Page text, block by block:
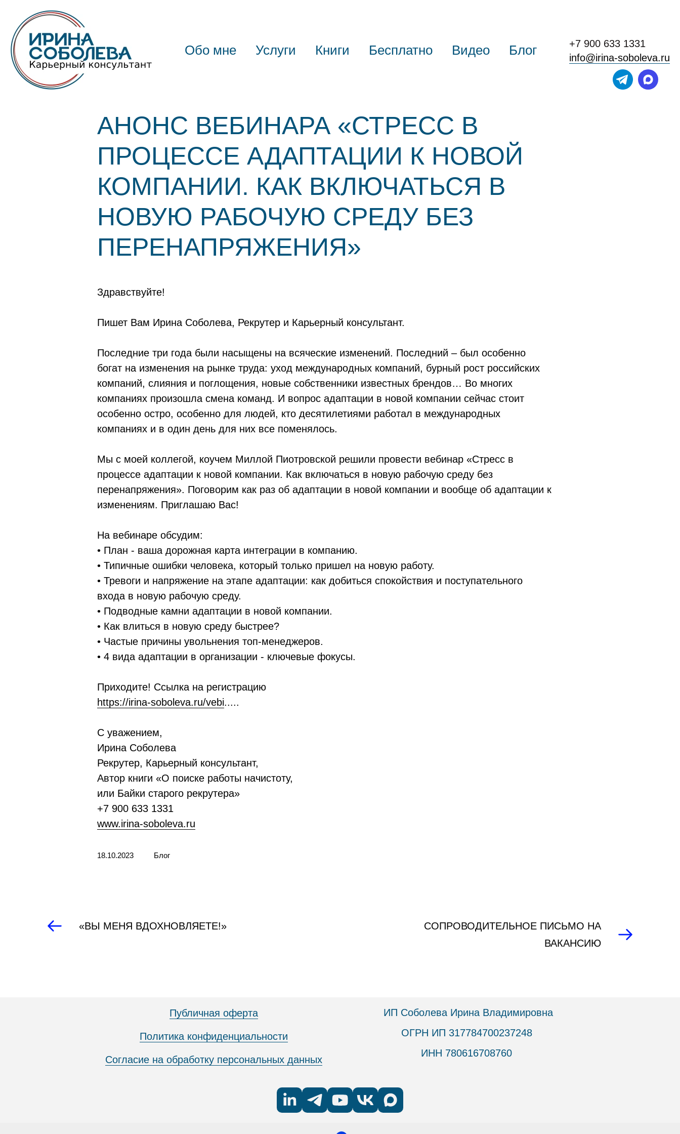
Обо мне Услуги Книги Бесплатно Видео Блог
+7 900 633 1331
info@irina-soboleva.ru
АНОНС ВЕБИНАРА «СТРЕСС В
ПРОЦЕССЕ АДАПТАЦИИ К НОВОЙ
КОМПАНИИ. КАК ВКЛЮЧАТЬСЯ В
НОВУЮ РАБОЧУЮ СРЕДУ БЕЗ
ПЕРЕНАПРЯЖЕНИЯ»
Здравствуйте!
Пишет Вам Ирина Соболева, Рекрутер и Карьерный консультант.
Последние три года были насыщены на всяческие изменений. Последний – был особенно
богат на изменения на рынке труда: уход международных компаний, бурный рост российских
компаний, слияния и поглощения, новые собственники известных брендов… Во многих
компаниях произошла смена команд. И вопрос адаптации в новой компании сейчас стоит
особенно остро, особенно для людей, кто десятилетиями работал в международных
компаниях и в один день для них все поменялось.
Мы с моей коллегой, коучем Миллой Пиотровской решили провести вебинар «Стресс в
процессе адаптации к новой компании. Как включаться в новую рабочую среду без
перенапряжения». Поговорим как раз об адаптации в новой компании и вообще об адаптации к
изменениям. Приглашаю Вас!
На вебинаре обсудим:
• План - ваша дорожная карта интеграции в компанию.
• Типичные ошибки человека, который только пришел на новую работу.
• Тревоги и напряжение на этапе адаптации: как добиться спокойствия и поступательного
входа в новую рабочую среду.
• Подводные камни адаптации в новой компании.
• Как влиться в новую среду быстрее?
• Частые причины увольнения топ-менеджеров.
• 4 вида адаптации в организации - ключевые фокусы.
Приходите! Ссылка на регистрацию
https://irina-soboleva.ru/vebi.....
С уважением,
Ирина Соболева
Рекрутер, Карьерный консультант,
Автор книги «О поиске работы начистоту,
или Байки старого рекрутера»
+7 900 633 1331
www.irina-soboleva.ru
18.10.2023 Блог
«ВЫ МЕНЯ ВДОХНОВЛЯЕТЕ!»
СОПРОВОДИТЕЛЬНОЕ ПИСЬМО НА
ВАКАНСИЮ
Публичная оферта
Политика конфиденциальности
Согласие на обработку персональных данных
ИП Соболева Ирина Владимировна
ОГРН ИП 317784700237248
ИНН 780616708760